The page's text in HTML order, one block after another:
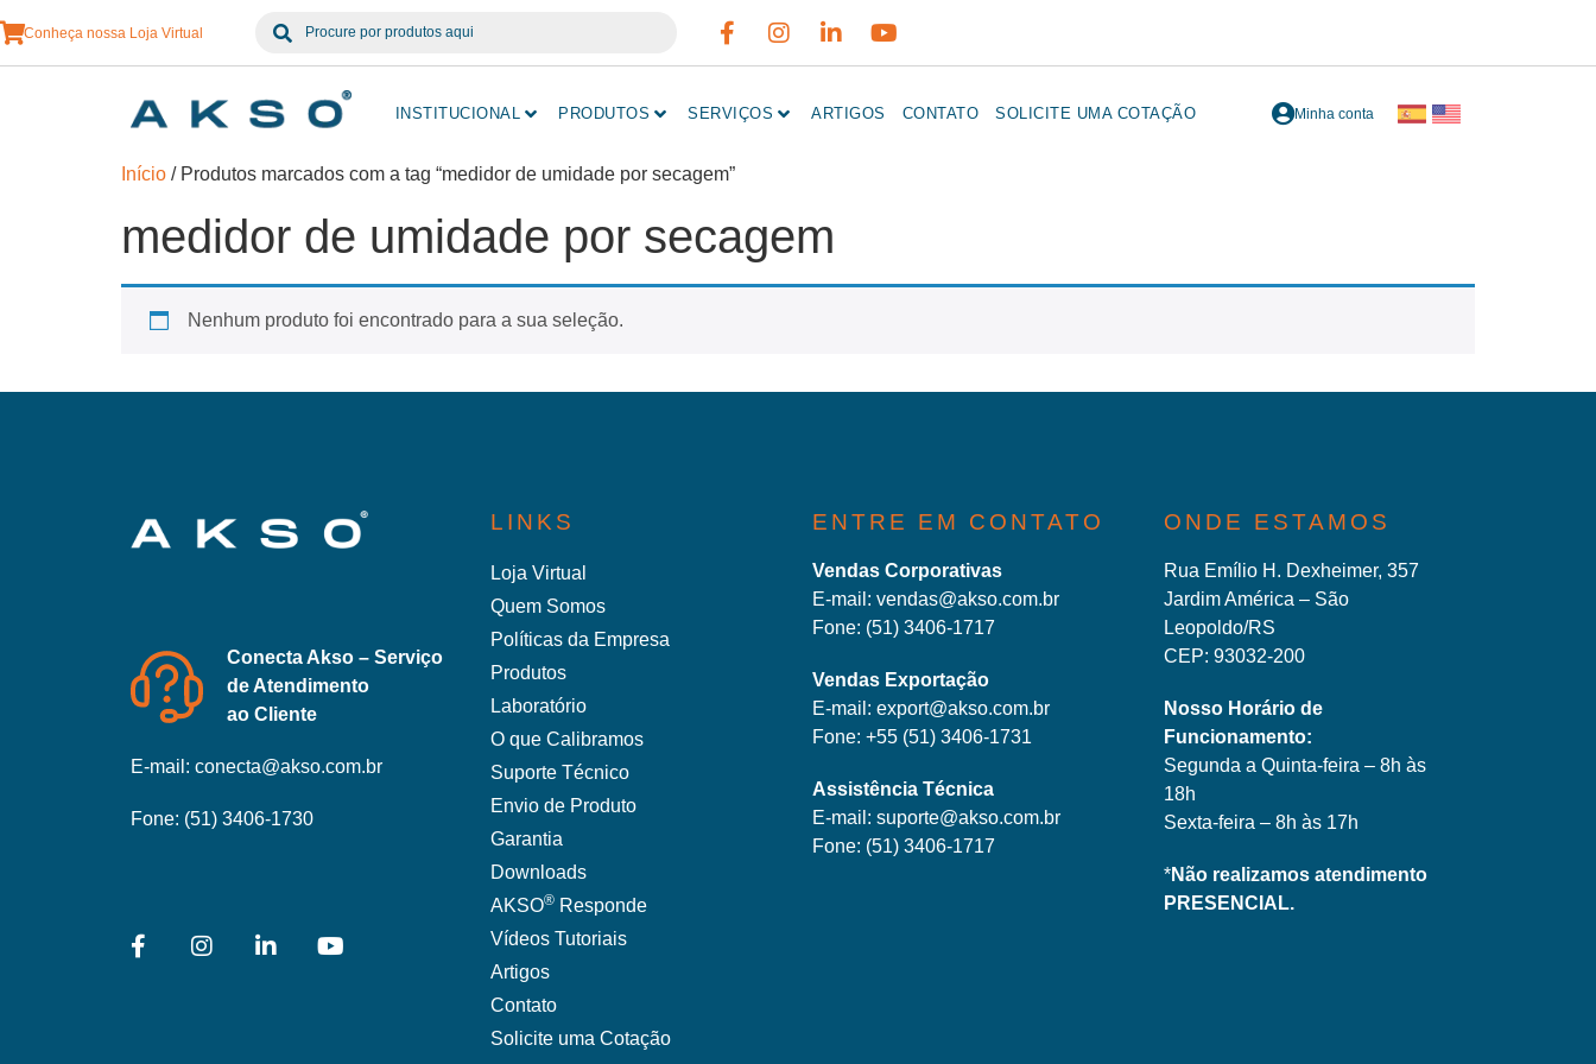
Conheça nossa Loja Virtual
INSTITUCIONAL PRODUTOS SERVIÇOS ARTIGOS CONTATO SOLICITE UMA COTAÇÃO Minha conta
Início / Produtos marcados com a tag “medidor de umidade por secagem”
medidor de umidade por secagem
Nenhum produto foi encontrado para a sua seleção.
Conecta Akso – Serviço
de Atendimento
ao Cliente
E-mail: conecta@akso.com.br
Fone: (51) 3406-1730
LINKS
Loja Virtual
Quem Somos
Políticas da Empresa
Produtos
Laboratório
O que Calibramos
Suporte Técnico
Envio de Produto
Garantia
Downloads
AKSO® Responde
Vídeos Tutoriais
Artigos
Contato
Solicite uma Cotação
ENTRE EM CONTATO
Vendas Corporativas
E-mail:vendas@akso.com.br
Fone: (51) 3406-1717
Vendas Exportação
E-mail:export@akso.com.br
Fone:+55 (51) 3406-1731
Assistência Técnica
E-mail:suporte@akso.com.br
Fone: (51) 3406-1717
ONDE ESTAMOS
Rua Emílio H. Dexheimer, 357
Jardim América – São
Leopoldo/RS
CEP: 93032-200
Nosso Horário de
Funcionamento:
Segunda a Quinta-feira – 8h às
18h
Sexta-feira – 8h às 17h
*Não realizamos atendimento
PRESENCIAL.